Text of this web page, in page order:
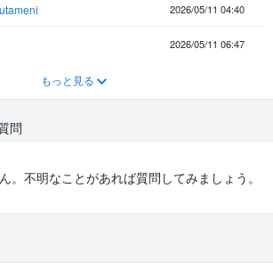
2026/05/11 04:40
2026/05/11 06:47
もっと見る
問
。不明なことがあれば質問してみましょう。